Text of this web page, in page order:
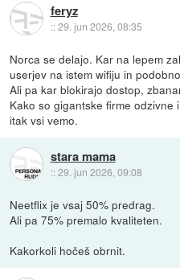
feryz
::29. jun 2026, 08:35
Norca se delajo. Kar na lepem
userjev na istem wifiju in
Ali pa kar blokirajo dostop,
Kako so gigantske firme
itak vsi vemo.
stara mama
::29. jun 2026, 09:08
Neetflix je vsaj 50% predrag.
Ali pa 75% premalo kvaliteten.
Kakorkoli hočeš obrnit.